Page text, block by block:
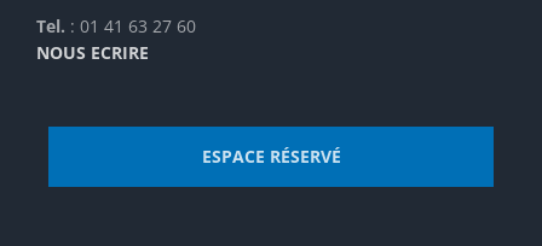
Tel. : 01 41 63 27 60
NOUS ECRIRE
ESPACE RÉSERVÉ